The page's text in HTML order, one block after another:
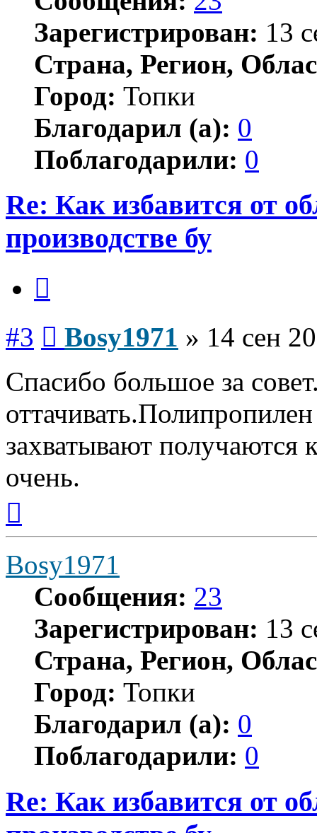
Зарегистрирован: 13
Страна, Регион,
Город: Топки
Благодарил (а): 0
Поблагодарили: 0
Re: Как избавится от
производстве бу
#3 Bosy1971 » 14 сен
Спасибо большое за
захватывают
очень.
началу
Bosy1971
Сообщения: 23
Зарегистрирован: 13
Страна, Регион,
Город: Топки
Благодарил (а): 0
Поблагодарили: 0
Re: Как избавится от